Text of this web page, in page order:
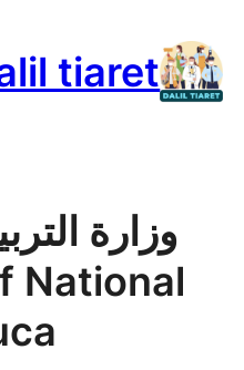
إلى
المحتوى
tiaret
وزارة
National